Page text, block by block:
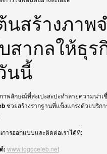
นสร้างภาพ
สากลให้ธุร
นนี้
าพลักษณ์ที่สะเปะสะปะทำลายความน่า
ช่วยสร้างรากฐานที่แข็งแกร่งด้วยบริกา
การออกแบบและติดต่อเราได้ที่:
: www.logoceleb.net